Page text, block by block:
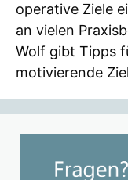
operative Ziele
an vielen
Wolf gibt Tipps
motivierende